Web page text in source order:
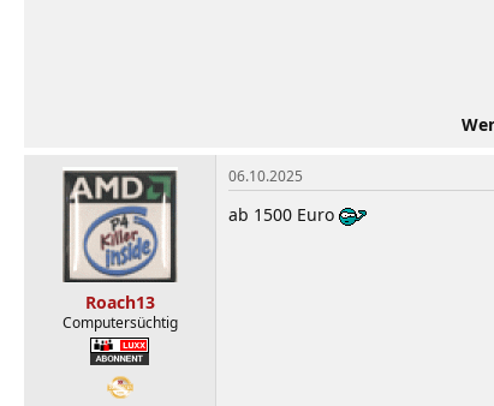
Roach13
Computersüchtig
06.10.2025
ab 1500 Euro